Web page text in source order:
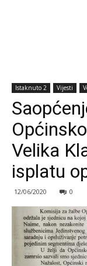
Istaknuto 2 Vijesti
Velika
isplatu
12/06/2020 0